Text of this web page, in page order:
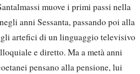
muove i primi passi nella
negli anni Sessanta, passando poi alla
artefici di un linguaggio televisivo
e diretto. Ma a metà anni
pensano alla pensione, lui